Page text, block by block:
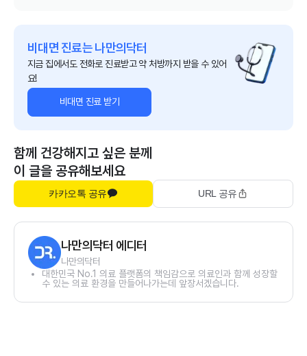
비대면 진료는 나만의닥터
지금 집에서도 전화로 진료받고 약 처방까지 받을 수 있어
요!
비대면 진료 받기
함께 건강해지고 싶은 분께
이 글을 공유해보세요
카카오톡 공유 URL 공유
나만의닥터 에디터
나만의닥터
대한민국 No.1 의료 플랫폼의 책임감으로 의료인과 함께 성장할
수 있는 의료 환경을 만들어나가는데 앞장서겠습니다.